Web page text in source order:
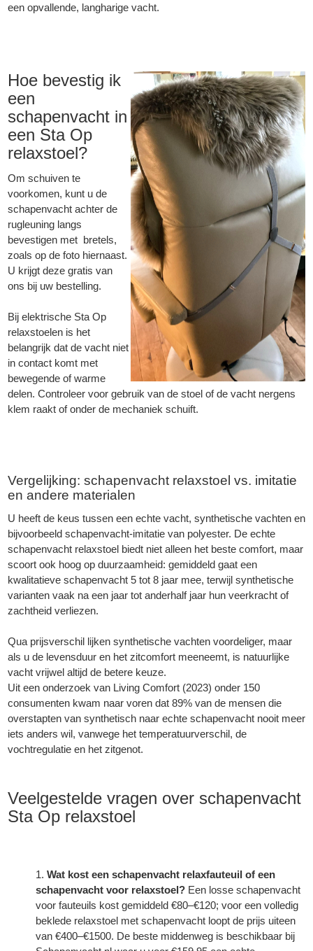
een opvallende, langharige vacht.
Hoe bevestig ik
een
schapenvacht in
een Sta Op
relaxstoel?
Om schuiven te
voorkomen, kunt u de
schapenvacht achter de
rugleuning langs
bevestigen met bretels,
zoals op de foto hiernaast.
U krijgt deze gratis van
ons bij uw bestelling.
Bij elektrische Sta Op
relaxstoelen is het
belangrijk dat de vacht niet
in contact komt met
bewegende of warme
delen. Controleer voor gebruik van de stoel of de vacht nergens
klem raakt of onder de mechaniek schuift.
Vergelijking: schapenvacht relaxstoel vs. imitatie
en andere materialen
U heeft de keus tussen een echte vacht, synthetische vachten en
bijvoorbeeld schapenvacht-imitatie van polyester. De echte
schapenvacht relaxstoel biedt niet alleen het beste comfort, maar
scoort ook hoog op duurzaamheid: gemiddeld gaat een
kwalitatieve schapenvacht 5 tot 8 jaar mee, terwijl synthetische
varianten vaak na een jaar tot anderhalf jaar hun veerkracht of
zachtheid verliezen.
Qua prijsverschil lijken synthetische vachten voordeliger, maar
als u de levensduur en het zitcomfort meeneemt, is natuurlijke
vacht vrijwel altijd de betere keuze.
Uit een onderzoek van Living Comfort (2023) onder 150
consumenten kwam naar voren dat 89% van de mensen die
overstapten van synthetisch naar echte schapenvacht nooit meer
iets anders wil, vanwege het temperatuurverschil, de
vochtregulatie en het zitgenot.
Veelgestelde vragen over schapenvacht
Sta Op relaxstoel
Wat kost een schapenvacht relaxfauteuil of een
schapenvacht voor relaxstoel? Een losse schapenvacht
voor fauteuils kost gemiddeld €80–€120; voor een volledig
beklede relaxstoel met schapenvacht loopt de prijs uiteen
van €400–€1500. De beste middenweg is beschikbaar bij